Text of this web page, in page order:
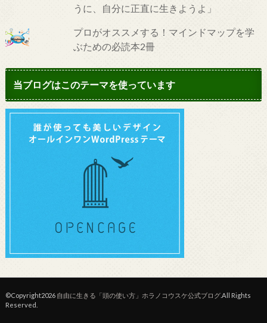
うに、自分に正直に生きようよ」
プロがオススメする！マインドマップを学
ぶための必読本2冊
当ブログはこのテーマを使っています
©Copyright2026 自由に生きる「頭の使い方」ホラノコウスケ公式ブログ.All Rights
Reserved.